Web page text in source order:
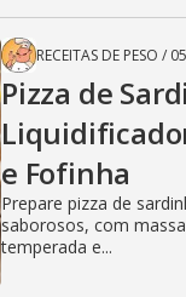
RECEITAS DE PESO /
Pizza de
e Fofinha
Prepare pizza de
saborosos, com
temperada e...